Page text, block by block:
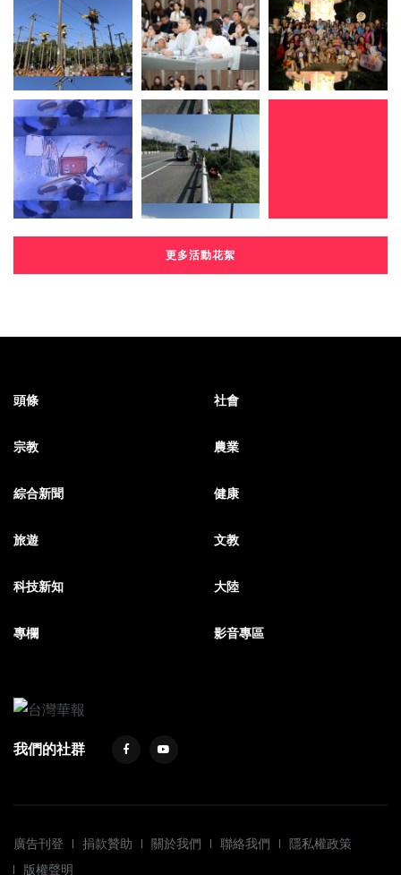
更多活動花絮
頭條 社會
宗教 農業
綜合新聞 健康
旅遊 文教
科技新知 大陸
專欄 影音專區
我們的社群
廣告刊登 捐款贊助 關於我們 聯絡我們
隱私權政策
版權聲明